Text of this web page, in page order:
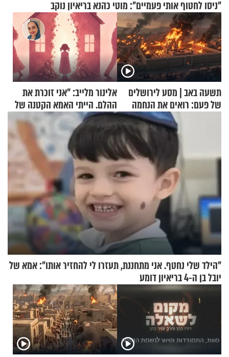
"ניסו לחטוף אותי פעמיים": מוטי כהנא בריאיון נוקב
תשעה באב | מסע לירושלים
של פעם: רואים את הנחמה
אלינור מלייב: "אני זוכרת את
ההלם. הייתי האמא הקטנה של
הבית"
"הילד שלי נחטף. אני מתחננת, תעזרו לי להחזיר אותו": אמא של
יובל בן ה-4 בריאיון דומע